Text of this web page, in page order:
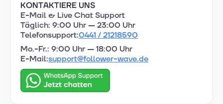
KOEARKANMSM HEI
E-Mail & Live Chat Support
Täglich: 9:00 Uhr — 23:00 Uhr
Telefonsupport:0441 / 21218590
Mo.-Fr.: 9:00 Uhr — 18:00 Uhr
E-Mail:support@follower-wave.de